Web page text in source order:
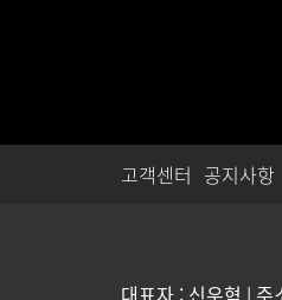
고객센터 공지사항